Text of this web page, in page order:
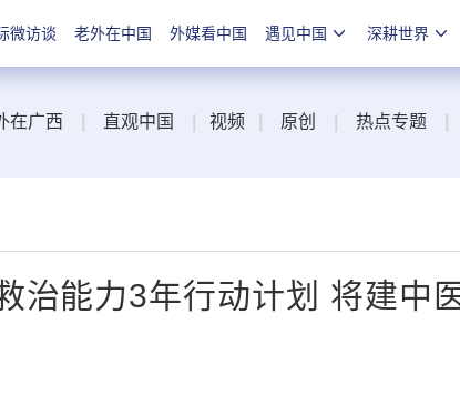
微访谈 老外在中国 外媒看中国 遇见中国 深耕世界
在广西 直观中国 视频 原创 热点专题
治能力3年行动计划 将建中